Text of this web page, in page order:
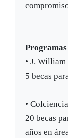
Programas
• J.
5 becas
•
20 becas
años en